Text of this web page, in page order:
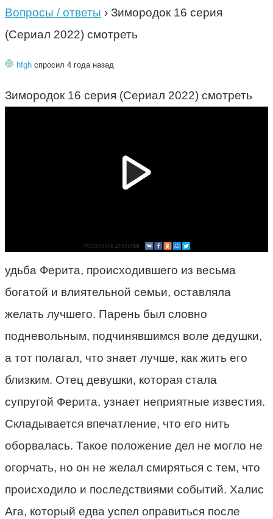
Вопросы / ответы › Зимородок 16 серия
(Сериал 2022) смотреть
hfgh спросил 4 года назад
Зимородок 16 серия (Сериал 2022) смотреть
удьба Ферита, происходившего из весьма
богатой и влиятельной семьи, оставляла
желать лучшего. Парень был словно
подневольным, подчинявшимся воле дедушки,
а тот полагал, что знает лучше, как жить его
близким. Отец девушки, которая стала
супругой Ферита, узнает неприятные известия.
Складывается впечатление, что его нить
оборвалась. Такое положение дел не могло не
огорчать, но он не желал смиряться с тем, что
происходило и последствиями событий. Халис
Ага, который едва успел оправиться после